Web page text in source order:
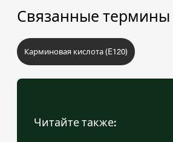
Связанные термины
Карминовая кислота (E120)
Читайте также: